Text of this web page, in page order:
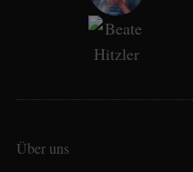
Über uns